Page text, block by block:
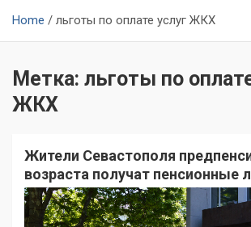
Home льготы по оплате услуг ЖКХ
Метка: льготы по
ЖКХ
Жители Севастополя
возраста получат пенсионные